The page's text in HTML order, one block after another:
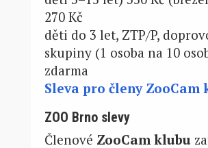
270 Kč
děti do 3 let, ZTP/P,
skupiny (1 osoba na 10
zdarma
Sleva pro členy ZooCam
ZOO Brno slevy
Členové ZooCam klubu